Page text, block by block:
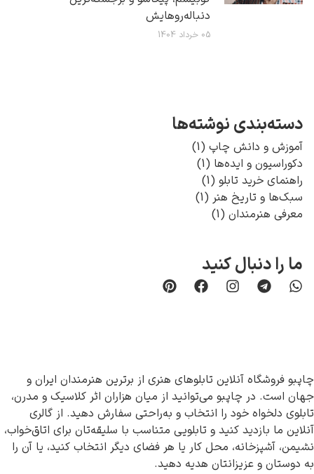
دنباله‌روهایش
05 خرداد 1404
دسته‌بندی‌ نوشته‌ها
آموزش و دانش چاپ (1)
دکوراسیون و ایده‌ها (1)
راهنمای خرید تابلو (1)
سبک‌ها و تاریخ هنر (1)
معرفی هنرمندان (1)
ما را دنبال کنید
چاپبو فروشگاه آنلاین تابلوهای هنری از برترین هنرمندان ایران و
جهان است. در چاپبو می‌توانید از میان هزاران اثر کلاسیک و مدرن،
تابلوی دلخواه خود را انتخاب و به‌راحتی سفارش دهید. از گالری
آنلاین ما بازدید کنید و تابلویی متناسب با سلیقه‌تان برای اتاق‌خواب،
نشیمن، آشپزخانه، محل کار یا هر فضای دیگر انتخاب کنید، یا آن را
به دوستان و عزیزانتان هدیه دهید.